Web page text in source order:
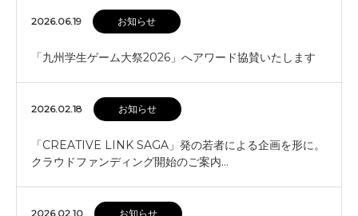
2026.06.19 お知らせ
「九州学生ゲーム大祭2026」へアワード協賛いたします
2026.02.18 お知らせ
「CREATIVE LINK SAGA」発の若者による企画を形に。
クラウドファンディング開始のご案内…
2026.02.10 お知らせ